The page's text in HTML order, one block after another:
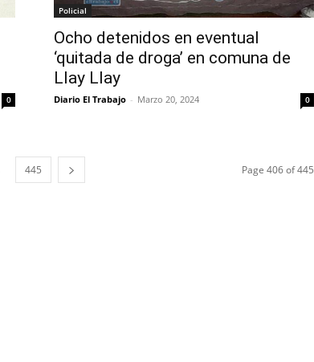
0
Policial
Ocho detenidos en eventual
‘quitada de droga’ en comuna de
Llay Llay
Diario El Trabajo - Marzo 20, 2024 0
445 Page 406 of 445